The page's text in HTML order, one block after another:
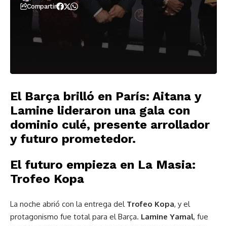
Compartir
El Barça brilló en París: Aitana y
Lamine lideraron una gala con
dominio culé, presente arrollador
y futuro prometedor.
El futuro empieza en La Masia:
Trofeo Kopa
La noche abrió con la entrega del Trofeo Kopa, y el
protagonismo fue total para el Barça. Lamine Yamal, fue